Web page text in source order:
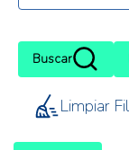
Buscar
Limpiar